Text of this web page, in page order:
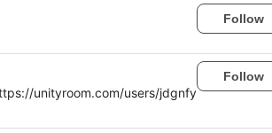
Follow
unityroom.com/users/jdgnfy
Follow